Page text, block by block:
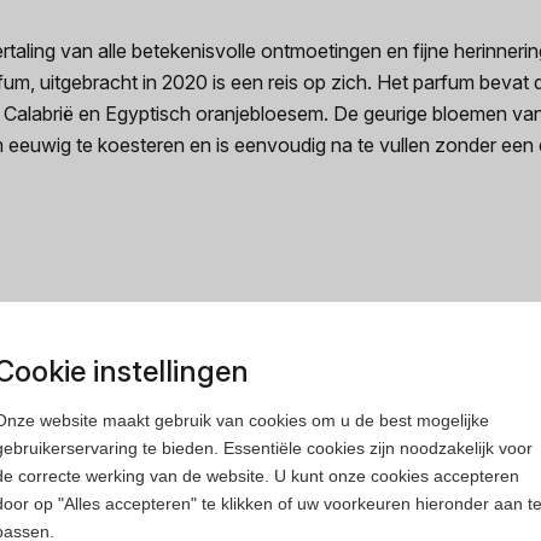
van alle betekenisvolle ontmoetingen en fijne
uitgebracht in 2020 is een reis op zich. Het parfum
en Egyptisch oranjebloesem. De geurige bloemen
te koesteren en is eenvoudig na te vullen zonder een
instellingen
website maakt gebruik van cookies om u de best mogelijke
te bieden. Essentiële cookies zijn noodzakelijk voor
correcte werking van de website. U kunt onze cookies accepteren
op "Alles accepteren" te klikken of uw voorkeuren hieronder aan te